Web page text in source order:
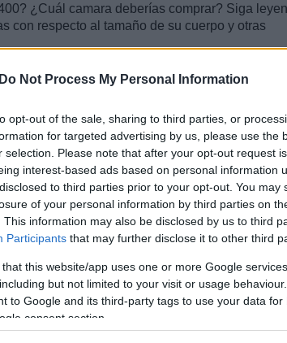
Do Not Process My Personal Information
opt-out of the sale, sharing to third parties, or
for targeted advertising by us, please use the
selection. Please note that after your opt-out request
interest-based ads based on personal information
to third parties prior to your opt-out. You may
of your personal information by third parties on
This information may also be disclosed by us to third
Participants that may further disclose it to other third
that this website/app uses one or more Google
but not limited to your visit or usage
to Google and its third-party tags to use your data
consent section.
¿Cuál camara deberías comprar? Siga
con respecto al tamaño de su cuerpo y otras